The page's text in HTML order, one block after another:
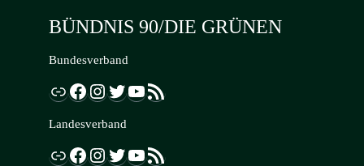
BÜNDNIS 90/DIE GRÜNEN
Bundesverband
Link Facebook InstagramTwitter YouTube RSS-Feed
Landesverband
Link Facebook InstagramTwitter YouTube RSS-Feed